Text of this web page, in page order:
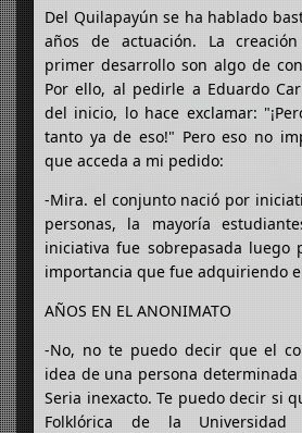
Del Quilapayún se ha hablado
años de actuación. La
primer desarrollo son algo de
Por ello, al pedirle a Eduardo
del inicio, lo hace exclamar:
tanto ya de eso!" Pero eso no
que acceda a mi pedido:
-Mira. el conjunto nació por
personas, la mayoría
iniciativa fue sobrepasada luego
importancia que fue adquiriendo
AÑOS EN EL ANONIMATO
-No, no te puedo decir que el
idea de una persona determinada
Seria inexacto. Te puedo decir si
Folklórica de la Universidad